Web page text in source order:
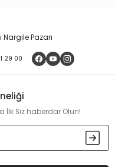
Pazarı
29 00
İlk Siz haberdar Olun!